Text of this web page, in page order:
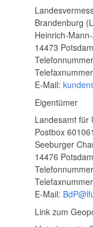
Brandenburg
Heinrich-
14473 Potsdam
E-Mail:
Eigentümer
Landesamt für
Postbox
Seeburger
14476
E-Mail:
Link zum